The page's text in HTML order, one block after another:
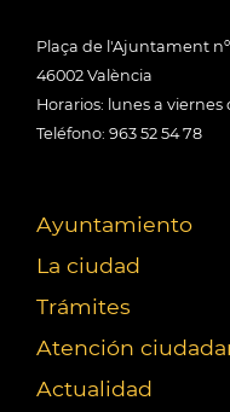
Plaça de l'Ajuntament nº
46002 València
Horarios: lunes a viernes
Teléfono: 963 52 54 78
Ayuntamiento
La ciudad
Trámites
Atención
Actualidad